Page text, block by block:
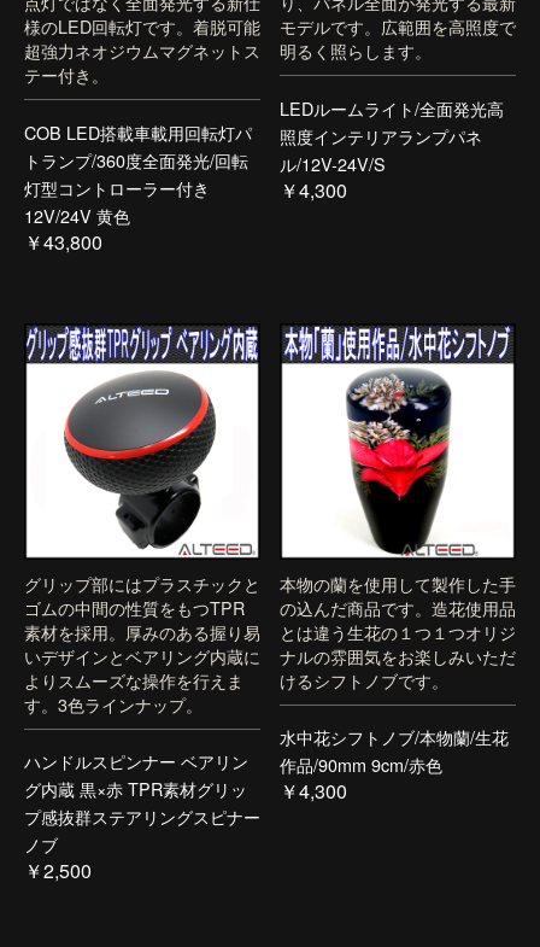
様のLED回転灯です。着脱可能
超強力ネオジウムマグネットス
テー付き。
COB LED搭載車載用回転灯パ
トランプ/360度全面発光/回転
灯型コントローラー付き
12V/24V 黄色
￥43,800
モデルです。広範囲を高照度で
明るく照らします。
LEDルームライト/全面発光高
照度インテリアランプパネ
ル/12V-24V/S
￥4,300
グリップ部にはプラスチックと
ゴムの中間の性質をもつTPR
素材を採用。厚みのある握り易
いデザインとベアリング内蔵に
よりスムーズな操作を行えま
す。3色ラインナップ。
ハンドルスピンナー ベアリン
グ内蔵 黒×赤 TPR素材グリッ
プ感抜群ステアリングスピナー
ノブ
￥2,500
本物の蘭を使用して製作した手
の込んだ商品です。造花使用品
とは違う生花の１つ１つオリジ
ナルの雰囲気をお楽しみいただ
けるシフトノブです。
水中花シフトノブ/本物蘭/生花
作品/90mm 9cm/赤色
￥4,300